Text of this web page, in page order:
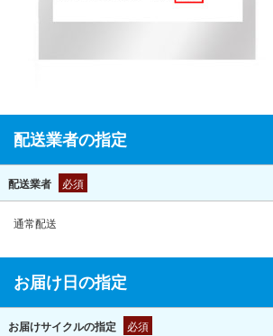
配送業者の指定
配送業者 必須
通常配送
お届け日の指定
お届けサイクルの指定 必須